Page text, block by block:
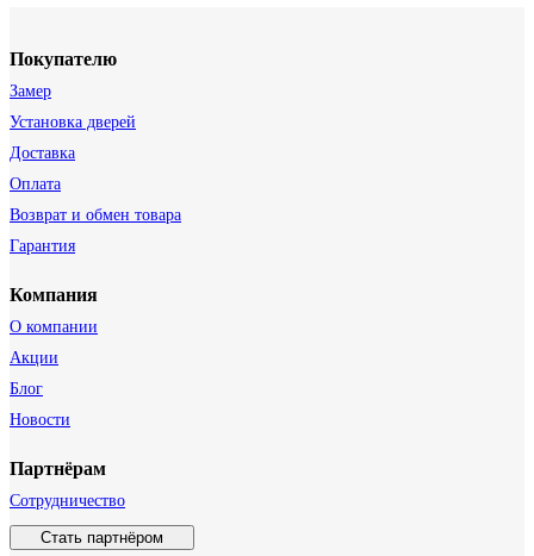
Покупателю
Замер
Установка дверей
Доставка
Оплата
Возврат и обмен товара
Гарантия
Компания
О компании
Акции
Блог
Новости
Партнёрам
Сотрудничество
Стать партнёром